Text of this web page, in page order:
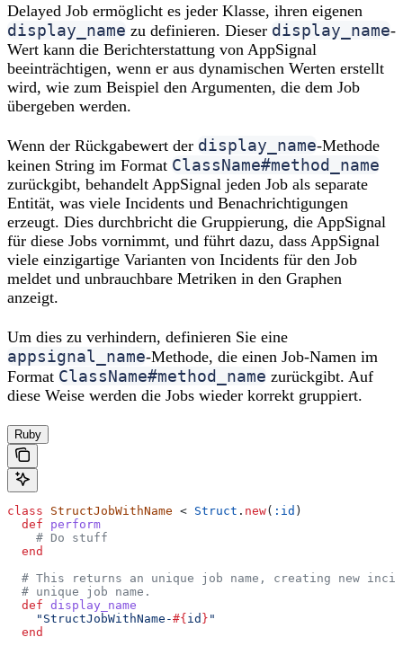
Delayed Job ermöglicht es jeder Klasse, ihren eigenen
display_name zu definieren. Dieser display_name-
Wert kann die Berichterstattung von AppSignal
beeinträchtigen, wenn er aus dynamischen Werten erstellt
wird, wie zum Beispiel den Argumenten, die dem Job
übergeben werden.
Wenn der Rückgabewert der display_name-Methode
keinen String im Format ClassName#method_name
zurückgibt, behandelt AppSignal jeden Job als separate
Entität, was viele Incidents und Benachrichtigungen
erzeugt. Dies durchbricht die Gruppierung, die AppSignal
für diese Jobs vornimmt, und führt dazu, dass AppSignal
viele einzigartige Varianten von Incidents für den Job
meldet und unbrauchbare Metriken in den Graphen
anzeigt.
Um dies zu verhindern, definieren Sie eine
appsignal_name-Methode, die einen Job-Namen im
Format ClassName#method_name zurückgibt. Auf
diese Weise werden die Jobs wieder korrekt gruppiert.
Ruby
class StructJobWithName < Struct . new( :id )
  def
perform
    # Do stuff
  end
# This returns an unique job name, creating new
  # unique job name.
  def
display_name
    "StructJobWithName-
#{ id } "
  end